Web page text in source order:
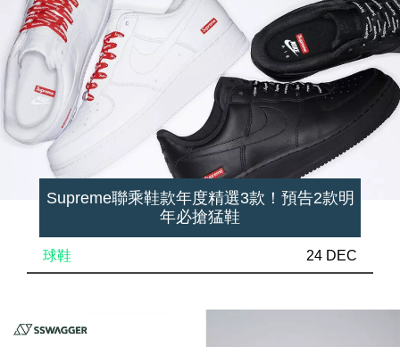
Supreme聯乘鞋款年度精選3款！預告2款明
年必搶猛鞋
球鞋 24 DEC